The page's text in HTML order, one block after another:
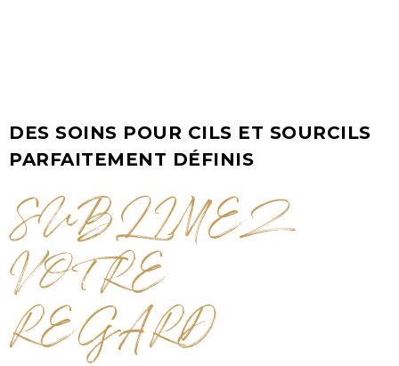
DES SOINS POUR CILS ET SOURCILS
PARFAITEMENT DÉFINIS
SUBLIMEZ
VOTRE
REGARD